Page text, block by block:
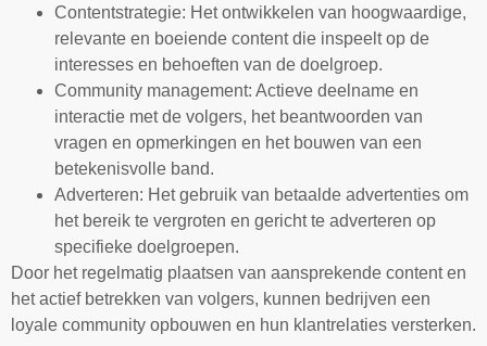
Contentstrategie: Het ontwikkelen van hoogwaardige,
relevante en boeiende content die inspeelt op de
interesses en behoeften van de doelgroep.
Community management: Actieve deelname en
interactie met de volgers, het beantwoorden van
vragen en opmerkingen en het bouwen van een
betekenisvolle band.
Adverteren: Het gebruik van betaalde advertenties om
het bereik te vergroten en gericht te adverteren op
specifieke doelgroepen.
Door het regelmatig plaatsen van aansprekende content en
het actief betrekken van volgers, kunnen bedrijven een
loyale community opbouwen en hun klantrelaties versterken.